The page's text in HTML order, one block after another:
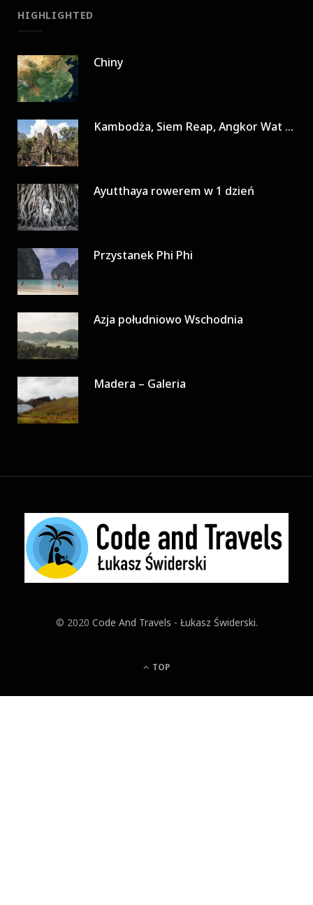
HIGHLIGHTED
Chiny
Kambodża, Siem Reap, Angkor Wat w 3 dni
Ayutthaya rowerem w 1 dzień
Przystanek Phi Phi
Azja południowo Wschodnia
Madera – Galeria
© 2020 Code And Travels - Łukasz Świderski.
TOP